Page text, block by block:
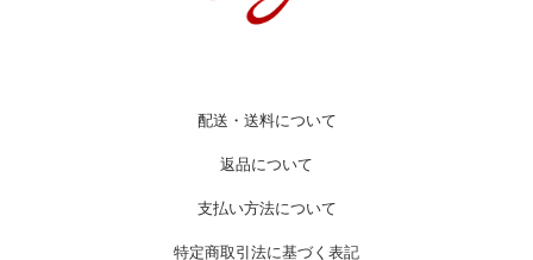
配送・送料について
返品について
支払い方法について
特定商取引法に基づく表記